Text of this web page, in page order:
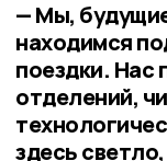
— Мы,
находимся
поездки. Нас
отделений,
здесь